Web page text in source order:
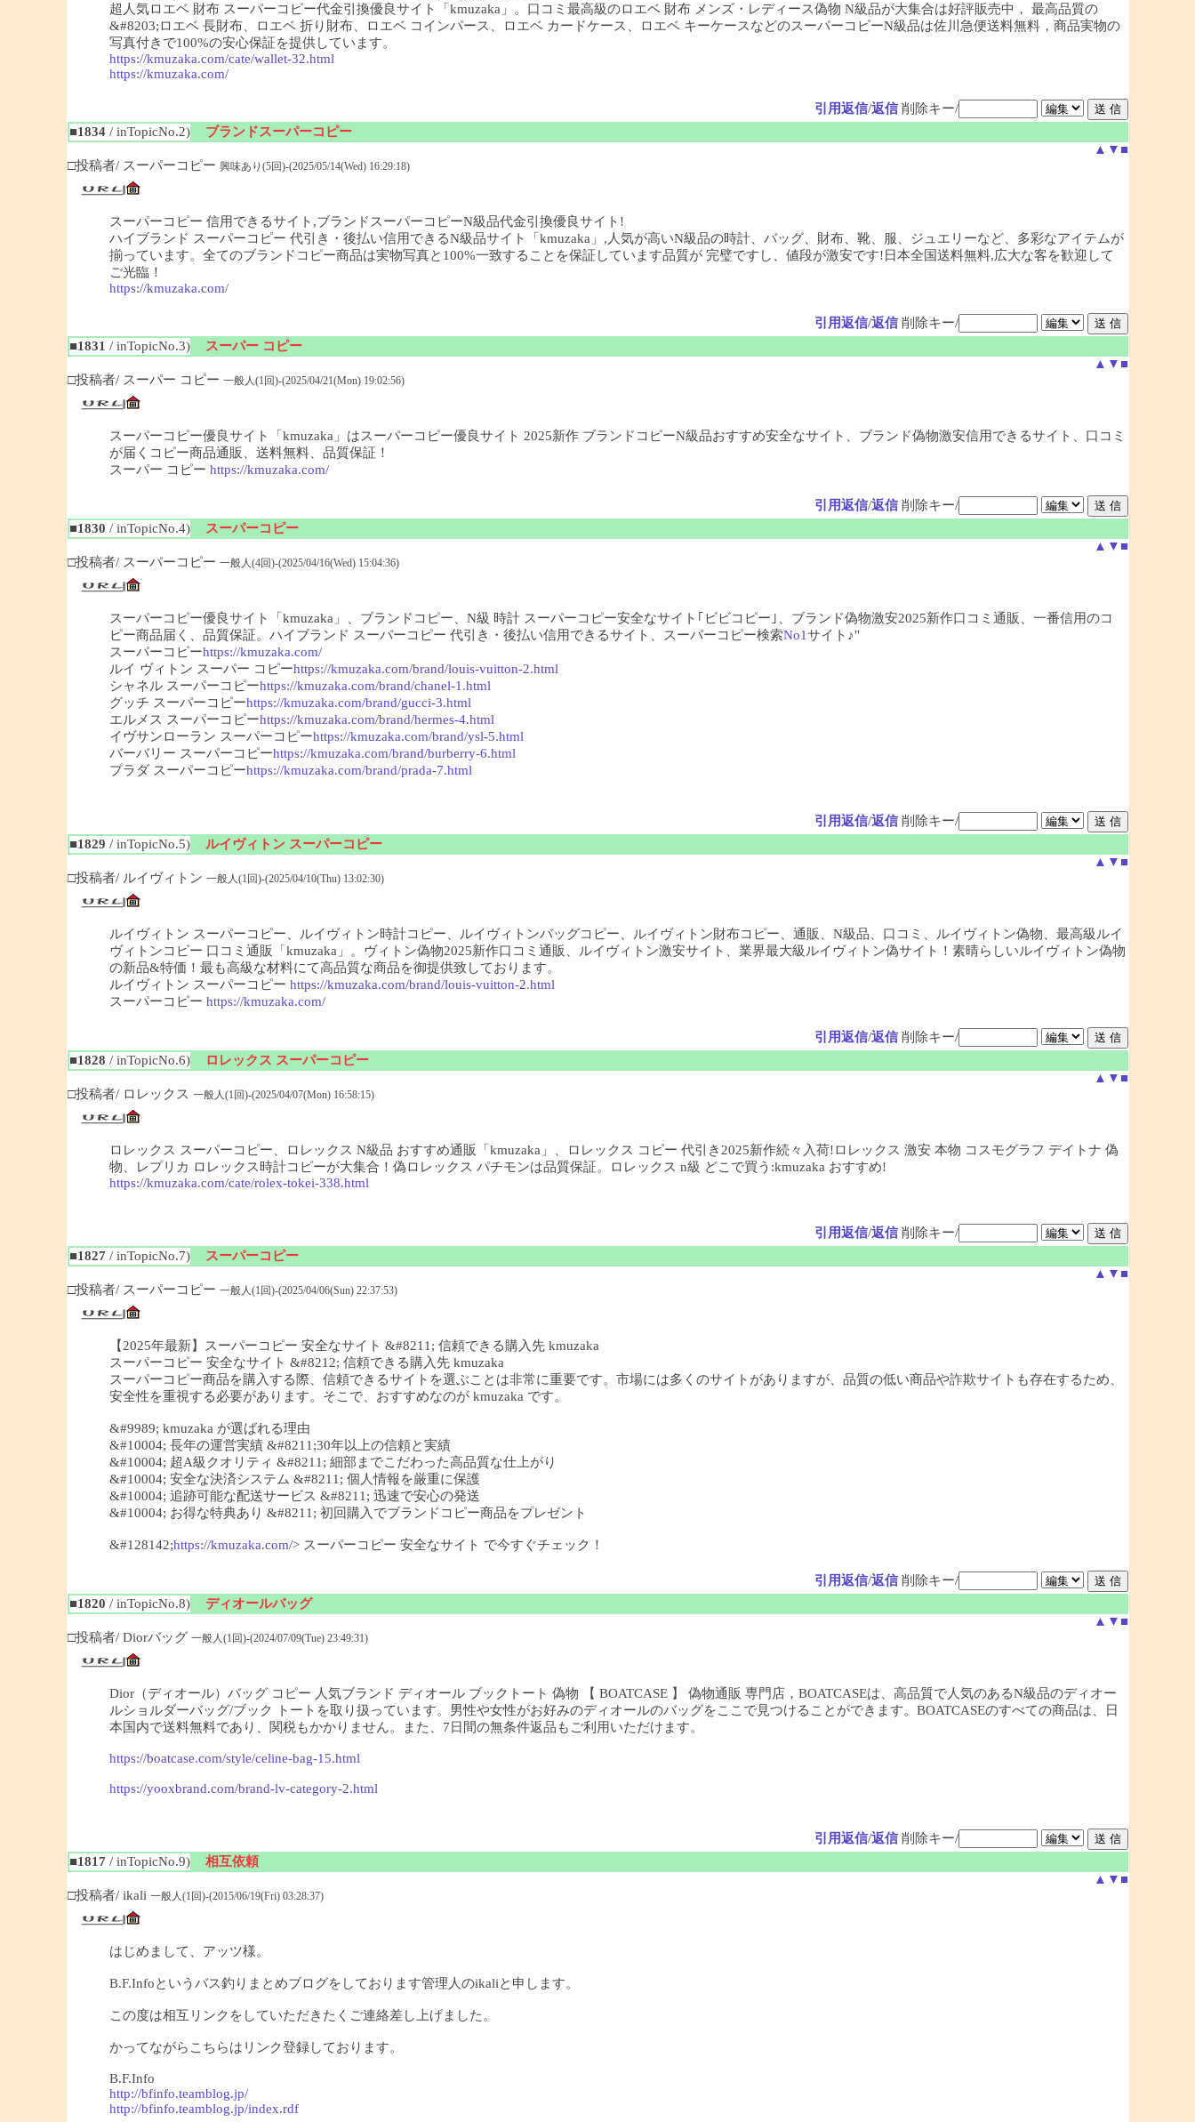
超人気ロエベ 財布 スーパーコピー代金引換優良サイト「kmuzaka」。口コミ最高級のロエベ 財布 メンズ・レディース偽物 N級品が大集合は好評販売中， 最高品質の
&#8203;ロエベ 長財布、ロエベ 折り財布、ロエベ コインパース、ロエベ カードケース、ロエベ キーケースなどのスーパーコピーN級品は佐川急便送料無料，商品実物の
写真付きで100%の安心保証を提供しています。
https://kmuzaka.com/cate/wallet-32.html
https://kmuzaka.com/
引用返信/返信 削除キー/
■1834/ inTopicNo.2)
ブランドスーパーコピー
▲ ▼ ■
□投稿者/ スーパーコピー 興味あり(5回)-(2025/05/14(Wed) 16:29:18)
スーパーコピー 信用できるサイト,ブランドスーパーコピーN級品代金引換優良サイト!
ハイブランド スーパーコピー 代引き・後払い信用できるN級品サイト「kmuzaka」,人気が高いN級品の時計、バッグ、財布、靴、服、ジュエリーなど、多彩なアイテムが
揃っています。全てのブランドコピー商品は実物写真と100%一致することを保証しています品質が 完璧ですし、値段が激安です!日本全国送料無料,広大な客を歓迎して
ご光臨！
https://kmuzaka.com/
引用返信/返信 削除キー/
■1831 / inTopicNo.3)
スーパー コピー
▲ ▼ ■
□投稿者/ スーパー コピー 一般人(1回)-(2025/04/21(Mon) 19:02:56)
スーパーコピー優良サイト「kmuzaka」はスーパーコピー優良サイト 2025新作 ブランドコピーN級品おすすめ安全なサイト、ブランド偽物激安信用できるサイト、口コミ
が届くコピー商品通販、送料無料、品質保証！
スーパー コピー https://kmuzaka.com/
引用返信/返信 削除キー/
■1830 / inTopicNo.4)
スーパーコピー
▲ ▼ ■
□投稿者/ スーパーコピー 一般人(4回)-(2025/04/16(Wed) 15:04:36)
スーパーコピー優良サイト「kmuzaka」、ブランドコピー、N級 時計 スーパーコピー安全なサイト｢ビビコピー｣、ブランド偽物激安2025新作口コミ通販、一番信用のコ
ピー商品届く、品質保証。ハイブランド スーパーコピー 代引き・後払い信用できるサイト、スーパーコピー検索No1サイト♪"
スーパーコピーhttps://kmuzaka.com/
ルイ ヴィトン スーパー コピーhttps://kmuzaka.com/brand/louis-vuitton-2.html
シャネル スーパーコピーhttps://kmuzaka.com/brand/chanel-1.html
グッチ スーパーコピーhttps://kmuzaka.com/brand/gucci-3.html
エルメス スーパーコピーhttps://kmuzaka.com/brand/hermes-4.html
イヴサンローラン スーパーコピーhttps://kmuzaka.com/brand/ysl-5.html
バーバリー スーパーコピーhttps://kmuzaka.com/brand/burberry-6.html
プラダ スーパーコピーhttps://kmuzaka.com/brand/prada-7.html
引用返信/返信 削除キー/
■1829 / inTopicNo.5)
ルイヴィトン スーパーコピー
▲ ▼ ■
□投稿者/ ルイヴィトン 一般人(1回)-(2025/04/10(Thu) 13:02:30)
ルイヴィトン スーパーコピー、ルイヴィトン時計コピー、ルイヴィトンバッグコピー、ルイヴィトン財布コピー、通販、N級品、口コミ、ルイヴィトン偽物、最高級ルイ
ヴィトンコピー 口コミ通販「kmuzaka」。ヴィトン偽物2025新作口コミ通販、ルイヴィトン激安サイト、業界最大級ルイヴィトン偽サイト！素晴らしいルイヴィトン偽物
の新品&特価！最も高級な材料にて高品質な商品を御提供致しております。
ルイヴィトン スーパーコピー https://kmuzaka.com/brand/louis-vuitton-2.html
スーパーコピー https://kmuzaka.com/
引用返信/返信 削除キー/
■1828 / inTopicNo.6)
ロレックス スーパーコピー
▲ ▼ ■
□投稿者/ ロレックス 一般人(1回)-(2025/04/07(Mon) 16:58:15)
ロレックス スーパーコピー、ロレックス N級品 おすすめ通販「kmuzaka」、ロレックス コピー 代引き2025新作続々入荷!ロレックス 激安 本物 コスモグラフ デイトナ 偽
物、レプリカ ロレックス時計コピーが大集合！偽ロレックス パチモンは品質保証。ロレックス n級 どこで買う:kmuzaka おすすめ!
https://kmuzaka.com/cate/rolex-tokei-338.html
引用返信/返信 削除キー/
■1827 / inTopicNo.7)
スーパーコピー
▲ ▼ ■
□投稿者/ スーパーコピー 一般人(1回)-(2025/04/06(Sun) 22:37:53)
【2025年最新】スーパーコピー 安全なサイト &#8211; 信頼できる購入先 kmuzaka
スーパーコピー 安全なサイト &#8212; 信頼できる購入先 kmuzaka
スーパーコピー商品を購入する際、信頼できるサイトを選ぶことは非常に重要です。市場には多くのサイトがありますが、品質の低い商品や詐欺サイトも存在するため、
安全性を重視する必要があります。そこで、おすすめなのが kmuzaka です。
&#9989; kmuzaka が選ばれる理由
&#10004; 長年の運営実績 &#8211;30年以上の信頼と実績
&#10004; 超A級クオリティ &#8211; 細部までこだわった高品質な仕上がり
&#10004; 安全な決済システム &#8211; 個人情報を厳重に保護
&#10004; 追跡可能な配送サービス &#8211; 迅速で安心の発送
&#10004; お得な特典あり &#8211; 初回購入でブランドコピー商品をプレゼント
&#128142;https://kmuzaka.com/> スーパーコピー 安全なサイト で今すぐチェック！
引用返信/返信 削除キー/
■1820 / inTopicNo.8)
ディオールバッグ
▲ ▼ ■
□投稿者/ Diorバッグ 一般人(1回)-(2024/07/09(Tue) 23:49:31)
Dior（ディオール）バッグ コピー 人気ブランド ディオール ブックトート 偽物 【 BOATCASE 】 偽物通販 専門店，BOATCASEは、高品質で人気のあるN級品のディオー
ルショルダーバッグ/ブック トートを取り扱っています。男性や女性がお好みのディオールのバッグをここで見つけることができます。BOATCASEのすべての商品は、日
本国内で送料無料であり、関税もかかりません。また、7日間の無条件返品もご利用いただけます。
https://boatcase.com/style/celine-bag-15.html
https://yooxbrand.com/brand-lv-category-2.html
引用返信/返信 削除キー/
■1817 / inTopicNo.9)
相互依頼
▲ ▼ ■
□投稿者/ ikali 一般人(1回)-(2015/06/19(Fri) 03:28:37)
はじめまして、アッツ様。
B.F.Infoというバス釣りまとめブログをしております管理人のikaliと申します。
この度は相互リンクをしていただきたくご連絡差し上げました。
かってながらこちらはリンク登録しております。
B.F.Info
http://bfinfo.teamblog.jp/
http://bfinfo.teamblog.jp/index.rdf